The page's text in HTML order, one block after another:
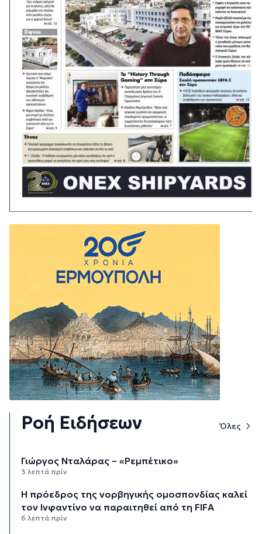
Ροή Ειδήσεων Όλες
Γιώργος Νταλάρας – «Ρεμπέτικο»
3 λεπτά πρίν
Η πρόεδρος της νορβηγικής ομοσπονδίας καλεί
τον Ινφαντίνο να παραιτηθεί από τη FIFA
6 λεπτά πρίν